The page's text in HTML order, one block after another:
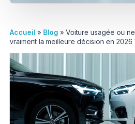
Accueil » Blog » Voiture usagée ou
vraiment la meilleure décision en 2026